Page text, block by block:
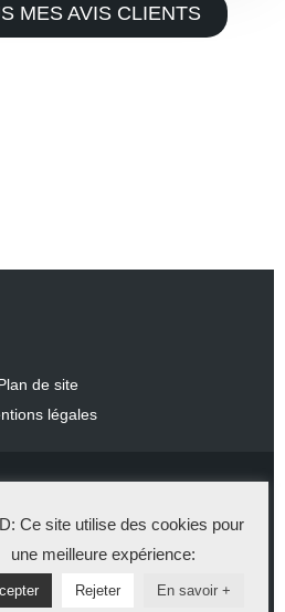
MES AVIS CLIENTS
de site
légales
Ce site utilise des cookies pour
une meilleure expérience:
Rejeter En savoir +